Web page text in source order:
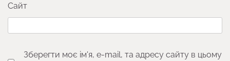
Сайт
Зберегти моє ім'я, e-mail, та адресу сайту в цьому